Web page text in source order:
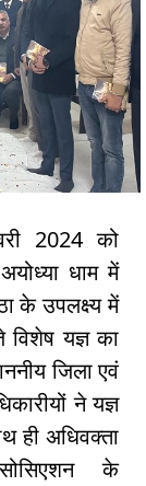
2024 को
धाम में
के उपलक्ष्य में
विशेष यज्ञ का
जिला एवं
ने यज्ञ
ही अधिवक्ता
के